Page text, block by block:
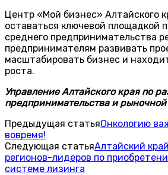
Центр «Мой бизнес» Алтайского
оставаться ключевой площадкой
среднего предпринимательства
предпринимателям развивать
масштабировать бизнес и
роста.
Управление Алтайского края по
предпринимательства и
Предыдущая статьяОнкологию
вовремя!
Следующая статьяАлтайский
регионов-лидеров по
системе лизинга